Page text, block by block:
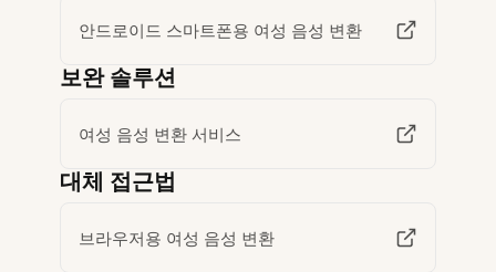
안드로이드 스마트폰용 여성 음성 변환
보완 솔루션
여성 음성 변환 서비스
대체 접근법
브라우저용 여성 음성 변환